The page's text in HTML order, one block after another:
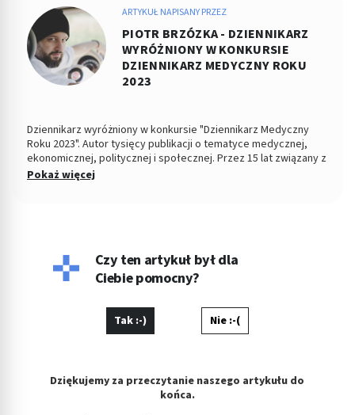
ARTYKUŁ NAPISANY PRZEZ
PIOTR BRZÓZKA - DZIENNIKARZ
WYRÓŻNIONY W KONKURSIE
DZIENNIKARZ MEDYCZNY ROKU
2023
Dziennikarz wyróżniony w konkursie "Dziennikarz Medyczny
Roku 2023". Autor tysięcy publikacji o tematyce medycznej,
ekonomicznej, politycznej i społecznej. Przez 15 lat związany z
Dziennikiem Łódzkim i Polska TheTimes. Z wykształcenia
Pokaż więcej
Czy ten artykuł był dla
Ciebie pomocny?
Tak :-) Nie :-(
Dziękujemy za przeczytanie naszego artykułu do
końca.